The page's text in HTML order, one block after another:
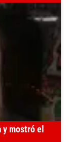
mostró el